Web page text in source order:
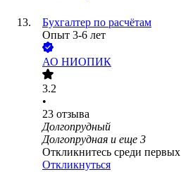
Бухгалтер по расчётам
Опыт 3-6 лет
АО НИОПИК
3.2
•
23 отзыва
Долгопрудный
Долгопрудная и еще 3
Откликнитесь среди первых
Откликнуться